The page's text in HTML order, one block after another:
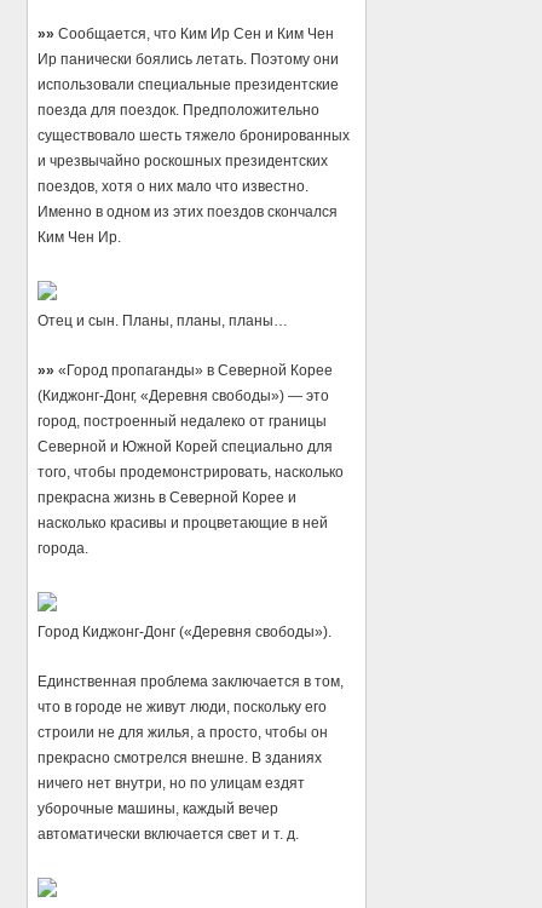
»» Сообщается, что Ким Ир Сен и Ким Чен
Ир панически боялись летать. Поэтому они
использовали специальные президентские
поезда для поездок. Предположительно
существовало шесть тяжело бронированных
и чрезвычайно роскошных президентских
поездов, хотя о них мало что известно.
Именно в одном из этих поездов скончался
Ким Чен Ир.
Отец и сын. Планы, планы, планы…
»» «Город пропаганды» в Северной Корее
(Киджонг-Донг, «Деревня свободы») — это
город, построенный недалеко от границы
Северной и Южной Корей специально для
того, чтобы продемонстрировать, насколько
прекрасна жизнь в Северной Корее и
насколько красивы и процветающие в ней
города.
Город Киджонг-Донг («Деревня свободы»).
Единственная проблема заключается в том,
что в городе не живут люди, поскольку его
строили не для жилья, а просто, чтобы он
прекрасно смотрелся внешне. В зданиях
ничего нет внутри, но по улицам ездят
уборочные машины, каждый вечер
автоматически включается свет и т. д.